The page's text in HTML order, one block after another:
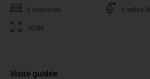
2 chambres 2 salles
70,0m
Visite guidée